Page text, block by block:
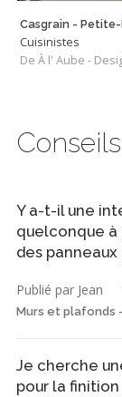
Casgrain -
Cuisinistes
Y a-t-il une
quelconque à
des panneaux
Publié par Jean
Murs et plafonds
Je cherche
pour la